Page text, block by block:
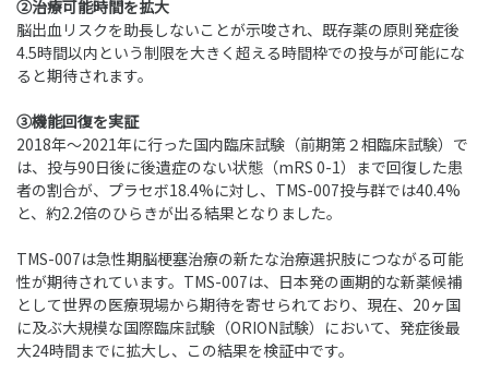
②治療可能時間を拡大
脳出血リスクを助長しないことが示唆され、既存薬の原則発症後
4.5時間以内という制限を大きく超える時間枠での投与が可能にな
ると期待されます。
③機能回復を実証
2018年～2021年に行った国内臨床試験（前期第２相臨床試験）で
は、投与90日後に後遺症のない状態（mRS 0-1）まで回復した患
者の割合が、プラセボ18.4%に対し、TMS-007投与群では40.4%
と、約2.2倍のひらきが出る結果となりました。
TMS-007は急性期脳梗塞治療の新たな治療選択肢につながる可能
性が期待されています。TMS-007は、日本発の画期的な新薬候補
として世界の医療現場から期待を寄せられており、現在、20ヶ国
に及ぶ大規模な国際臨床試験（ORION試験）において、発症後最
大24時間までに拡大し、この結果を検証中です。